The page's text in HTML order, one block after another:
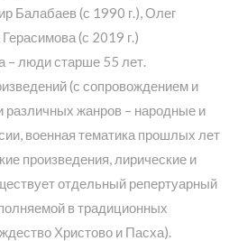
Балабаев (с 1990 г.), Олег
(с 2019 г.)
– люди старше 55 лет.
(с сопровождением и
различных жанров – народные и
военная тематика прошлых лет
произведения, лирические и
отдельный репертуарный
в традиционных
Христово и Пасха).